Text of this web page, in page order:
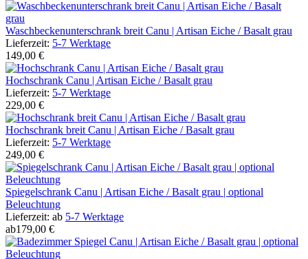
Waschbeckenunterschrank breit Canu | Artisan Eiche / Basalt grau
Lieferzeit: 5-7 Werktage
149,00 €
Hochschrank Canu | Artisan Eiche / Basalt grau
Lieferzeit: 5-7 Werktage
229,00 €
Hochschrank breit Canu | Artisan Eiche / Basalt grau
Lieferzeit: 5-7 Werktage
249,00 €
Spiegelschrank Canu | Artisan Eiche / Basalt grau | optional
Beleuchtung
Lieferzeit: ab 5-7 Werktage
ab179,00 €